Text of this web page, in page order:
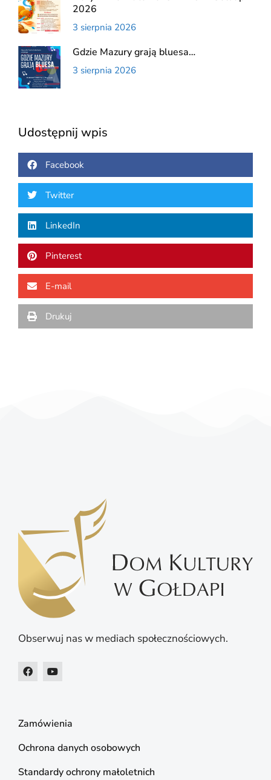
2026
3 sierpnia 2026
Gdzie Mazury grają bluesa…
3 sierpnia 2026
Udostępnij wpis
Facebook
Twitter
LinkedIn
Pinterest
E-mail
Drukuj
Obserwuj nas w mediach społecznościowych.
Zamówienia
Ochrona danych osobowych
Standardy ochrony małoletnich